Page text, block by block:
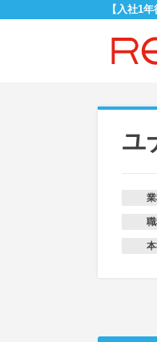
【入社1
ユ